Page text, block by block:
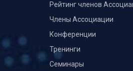
Рейтинг членов
Члены Ассоциации
Конференции
Тренинги
Семинары